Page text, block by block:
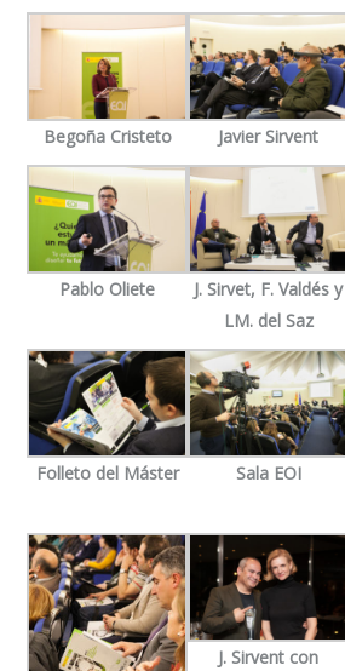
Begoña Cristeto Javier Sirvent
Pablo Oliete
J. Sirvet, F. Valdés y
LM. del Saz
Folleto del Máster Sala EOI
J. Sirvent con